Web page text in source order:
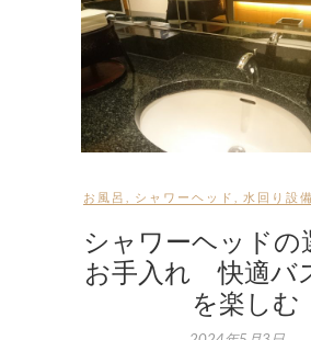
お風呂 シャワーヘッド 水回り設備
シャワーヘッドの
お手入れ 快適バ
を楽しむ